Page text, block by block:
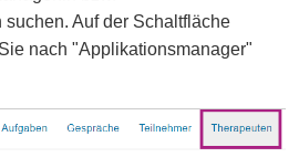
Auf der Schaltfläche
nach "Applikationsmanager"